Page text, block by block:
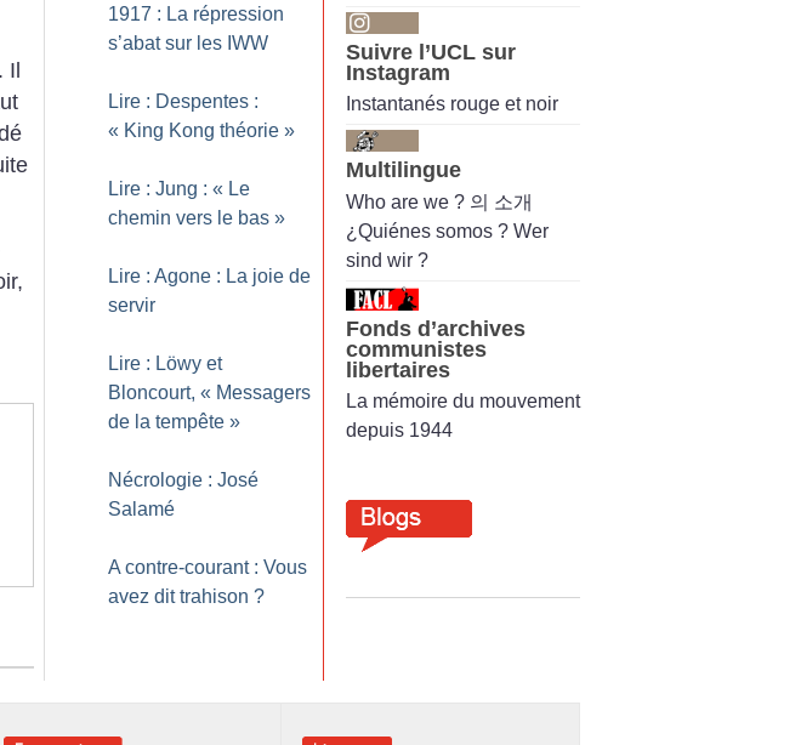
Il
1917 : La répression
s’abat sur les IWW
Lire : Despentes :
« King Kong théorie »
Lire : Jung : « Le
chemin vers le bas »
Lire : Agone : La joie de
servir
Lire : Löwy et
Bloncourt, « Messagers
de la tempête »
Nécrologie : José
Salamé
A contre-courant : Vous
avez dit trahison ?
Suivre l’UCL sur
Instagram
Instantanés rouge et noir
Multilingue
Who are we ? 의 소개
¿Quiénes somos ? Wer
sind wir ?
Fonds d’archives
communistes
libertaires
La mémoire du mouvement
depuis 1944